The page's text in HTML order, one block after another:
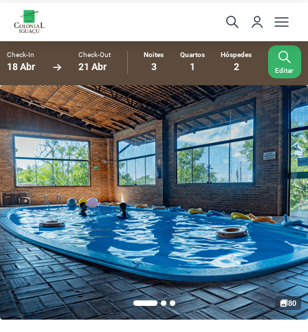
Check-In
18 Abr
Check-Out
21 Abr
Noites
3
Quartos
1
Hóspedes
2 Editar
80